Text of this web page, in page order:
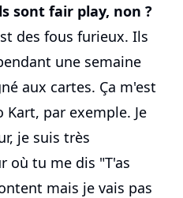
sont fair play, non ?
des fous furieux. Ils
une semaine
aux cartes. Ça m'est
Kart, par exemple. Je
je suis très
où tu me dis "T'as
mais je vais pas